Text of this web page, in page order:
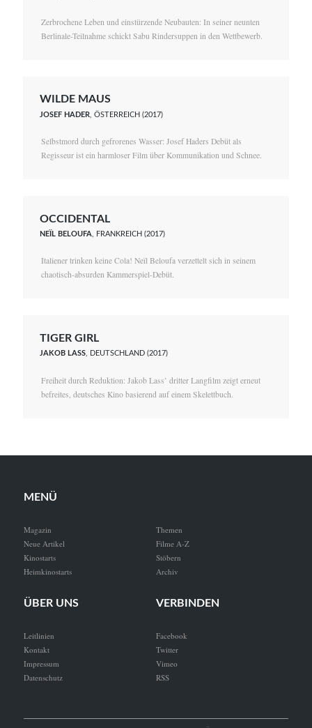
Zerbrochene Leben und einstürzende Neubauten: In seiner neunten
Berlinale-Teilnahme schickt Sabu Rindersuppen in den Wettbewerb.
WILDE MAUS
JOSEF HADER , ÖSTERREICH (2017)
Selbstmord durch gefrorenes Wasser: Josef Haders Debüt als
Regisseur ist ein harmloser Film über Kommunikation und Schnee.
OCCIDENTAL
NEÏL BELOUFA , FRANKREICH (2017)
Italiener trinken keine Cola! Neïl Beloufa verzettelt sich in seinem
chaotisch-absurden Kammerspiel-Debüt.
TIGER GIRL
JAKOB LASS, DEUTSCHLAND (2017)
Freiheit durch Reduktion: Jakob Lass’ dritter Langfilm zeigt erneut
befreites, deutsches Kino basierend auf einem Skelettbuch.
MENÜ
Magazin
Neue Artikel
Kinostarts
Heimkinostarts
Themen
Filme A-Z
Stöbern
Archiv
ÜBER UNS
Leitlinien
Kontakt
Impressum
Datenschutz
VERBINDEN
Facebook
Twitter
Vimeo
RSS